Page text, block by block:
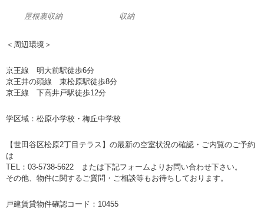
屋根裏収納 収納
＜周辺環境＞
京王線 明大前駅徒歩6分
京王井の頭線 東松原駅徒歩8分
京王線 下高井戸駅徒歩12分
学区域：松原小学校・梅丘中学校
【世田谷区松原2丁目テラス】の最新の空室状況の確認・ご内覧のご予約
は
TEL：03-5738-5622 または下記フォームよりお問い合わせ下さい。
その他、物件に関するご質問・ご相談等もお待ちしております。
戸建賃貸物件確認コード：10455